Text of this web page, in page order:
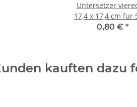
Untersetzer
17,4 x 17,4 cm für
l/7 l Topf
0,80 € *
kauften dazu